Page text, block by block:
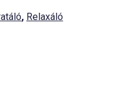
, Relaxáló